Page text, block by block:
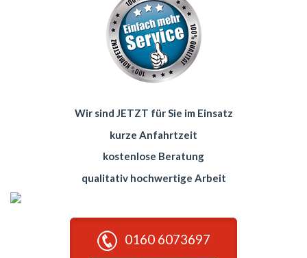
Wir sind JETZT für Sie im Einsatz
kurze Anfahrtzeit
kostenlose Beratung
qualitativ hochwertige Arbeit
0160 6073697